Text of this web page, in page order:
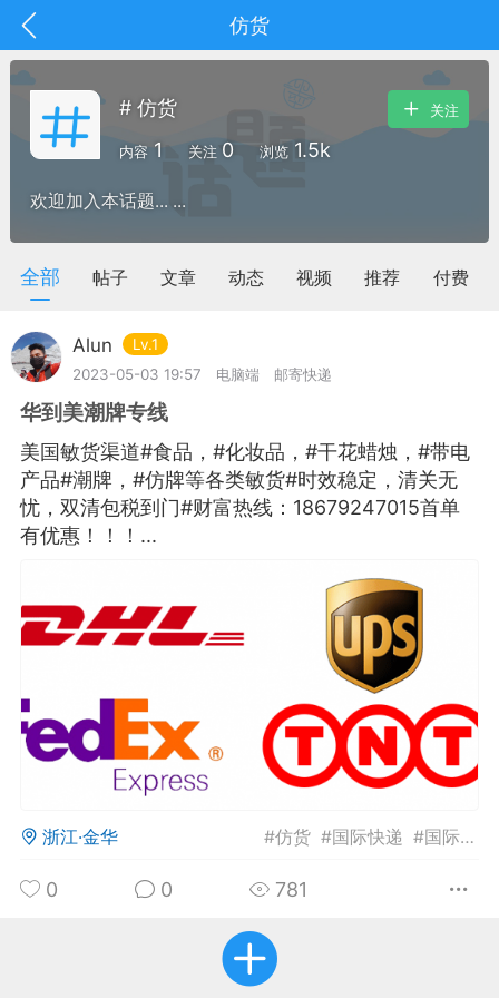
仿货
每日任务
华人资讯
阅读洛杉矶新闻
华人社区信息发布规范》
洛杉矶热点 娱乐八卦 同乡联谊
民宿短租 房屋买卖 商铺转让
# 仿货
内容 1 关注 0 浏览 1.5k
关注
欢迎加入本话题... ...
全部 帖子 文章 动态 视频 推荐 付费
Alun
Lv.1
2023-05-03 19:57
电脑端 邮寄快递
华到美潮牌专线
美国敏货渠道#食品，#化妆品，#干花蜡烛，#带电
产品#潮牌，#仿牌等各类敏货#时效稳定，清关无
忧，双清包税到门#财富热线：18679247015首单
有优惠！！！...
浙江·金华 #仿货 #国际快递 #国际物流
0 0 781